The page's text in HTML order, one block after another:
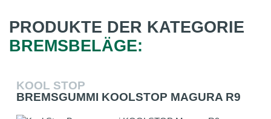
PRODUKTE DER KATEGORIE
BREMSBELÄGE:
KOOL STOP
BREMSGUMMI KOOLSTOP MAGURA R9